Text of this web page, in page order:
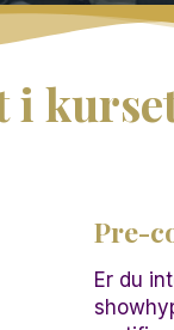
i
Pre-
Er du